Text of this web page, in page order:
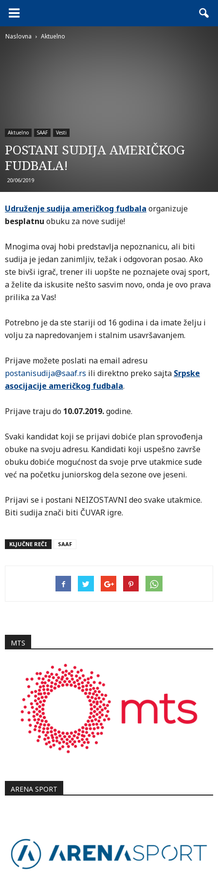
Naslovna Aktuelno
Aktuelno SAAF Vesti
POSTANI SUDIJA AMERIČKOG
FUDBALA!
20/06/2019
Udruženje sudija američkog fudbala organizuje
besplatnu obuku za nove sudije!
Mnogima ovaj hobi predstavlja nepoznanicu, ali biti
sudija je jedan zanimljiv, težak i odgovoran posao. Ako
ste bivši igrač, trener ili uopšte ne poznajete ovaj sport,
a želite da iskusite nešto sasvim novo, onda je ovo prava
prilika za Vas!
Potrebno je da ste stariji od 16 godina i da imate želju i
volju za napredovanjem i stalnim usavršavanjem.
Prijave možete poslati na email adresu
postanisudija@saaf.rs ili direktno preko sajta Srpske
asocijacije američkog fudbala.
Prijave traju do 10.07.2019.godine.
Svaki kandidat koji se prijavi dobiće plan sprovođenja
obuke na svoju adresu. Kandidati koji uspešno završe
obuku dobiće mogućnost da svoje prve utakmice sude
već na početku juniorskog dela sezone ove jeseni.
Prijavi se i postani NEIZOSTAVNI deo svake utakmice.
Biti sudija znači biti ČUVAR igre.
KLJUČNE REČI SAAF
MTS
ARENA SPORT